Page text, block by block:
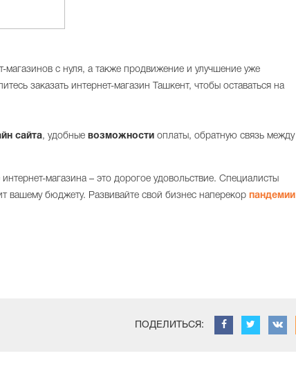
магазинов с нуля, а также продвижение и улучшение уже
заказать интернет-магазин Ташкент, чтобы оставаться на
сайта, удобные возможности оплаты, обратную связь между
интернет-магазина – это дорогое удовольствие. Специалисты
вашему бюджету. Развивайте свой бизнес наперекор пандемии
ПОДЕЛИТЬСЯ: